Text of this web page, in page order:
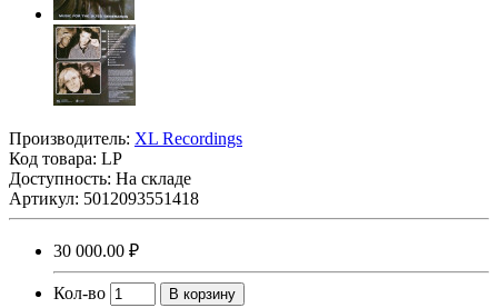
Производитель: XL Recordings
Код товара: LP
Доступность: На складе
Артикул: 5012093551418
30 000.00 ₽
Кол-во В корзину